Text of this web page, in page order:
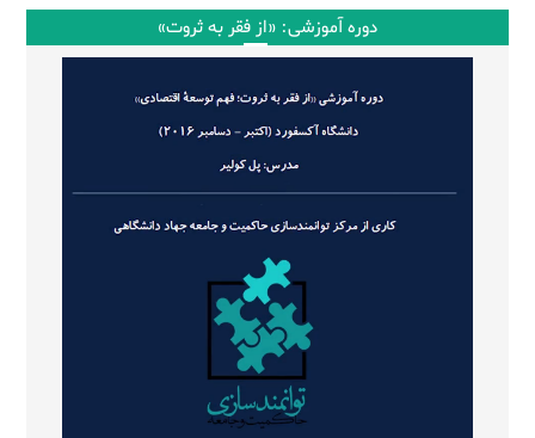
دوره آموزشی: «از فقر به ثروت»